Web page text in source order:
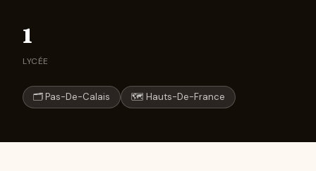
1
LYCÉE
🗂 Pas-De-Calais 🗺 Hauts-De-France